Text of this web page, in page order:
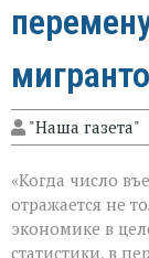
"Наша газета"
«Когда число
отражается не
экономике в
статистики, в